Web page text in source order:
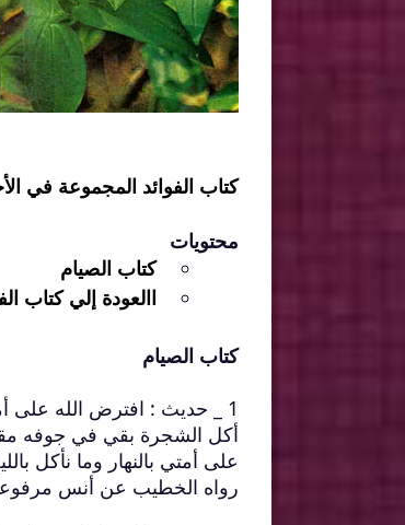
كتاب الفوائد المجموعة في
محتويات
كتاب الصيام
االعودة إلي كتاب
كتاب الصيام
1 _ حديث : افترض الله على
أكل الشجرة بقي في جوفه
على أمتي بالنهار وما نأكل
رواه الخطيب عن أنس مرفوعا